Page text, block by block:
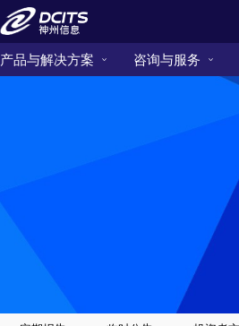
产品与解决方案 咨询与服务